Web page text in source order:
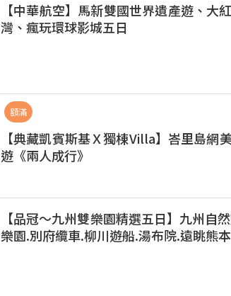
【中華航空】馬新雙國世界遺產遊、大
灣、瘋玩環球影城五日
額滿
【典藏凱賓斯基Ｘ獨棟Villa】峇里島網
遊《兩人成行》
【品冠～九州雙樂園精選五日】九州自
樂園.別府纜車.柳川遊船.湯布院.遠眺熊